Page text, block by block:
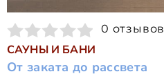
0 отзывов
САУНЫ И БАНИ
От заката до рассвета